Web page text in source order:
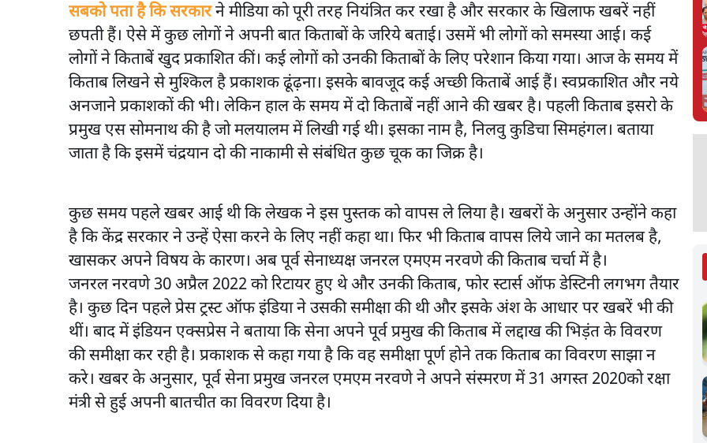
सबको पता है कि सरकारने मीडिया को पूरी तरह नियंत्रित कर रखा है और सरकार के खिलाफ खबरें नहीं
छपती हैं। ऐसे में कुछ लोगों ने अपनी बात किताबों के जरिये बताई। उसमें भी लोगों को समस्या आई। कई
लोगों ने किताबें खुद प्रकाशित कीं। कई लोगों को उनकी किताबों के लिए परेशान किया गया। आज के समय में
किताब लिखने से मुश्किल है प्रकाशक ढूंढ़ना। इसके बावजूद कई अच्छी किताबें आई हैं। स्वप्रकाशित और नये
अनजाने प्रकाशकों की भी। लेकिन हाल के समय में दो किताबें नहीं आने की खबर है। पहली किताब इसरो के
प्रमुख एस सोमनाथ की है जो मलयालम में लिखी गई थी। इसका नाम है, निलवु कुडिचा सिमहंगल। बताया
जाता है कि इसमें चंद्रयान दो की नाकामी से संबंधित कुछ चूक का जिक्र है।
कुछ समय पहले खबर आई थी कि लेखक ने इस पुस्तक को वापस ले लिया है। खबरों के अनुसार उन्होंने कहा
है कि केंद्र सरकार ने उन्हें ऐसा करने के लिए नहीं कहा था। फिर भी किताब वापस लिये जाने का मतलब है,
खासकर अपने विषय के कारण। अब पूर्व सेनाध्यक्ष जनरल एमएम नरवणे की किताब चर्चा में है।
जनरल नरवणे 30 अप्रैल 2022 को रिटायर हुए थे और उनकी किताब, फोर स्टार्स ऑफ डेस्टिनी लगभग तैयार
है। कुछ दिन पहले प्रेस ट्रस्ट ऑफ इंडिया ने उसकी समीक्षा की थी और इसके अंश के आधार पर खबरें भी की
थीं। बाद में इंडियन एक्सप्रेस ने बताया कि सेना अपने पूर्व प्रमुख की किताब में लद्दाख की भिड़ंत के विवरण
की समीक्षा कर रही है। प्रकाशक से कहा गया है कि वह समीक्षा पूर्ण होने तक किताब का विवरण साझा न
करे। खबर के अनुसार, पूर्व सेना प्रमुख जनरल एमएम नरवणे ने अपने संस्मरण में 31 अगस्त 2020को रक्षा
मंत्री से हुई अपनी बातचीत का विवरण दिया है।